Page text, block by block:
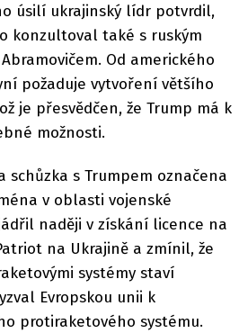
úsilí ukrajinský lídr potvrdil,
konzultoval také s ruským
Od amerického
požaduje vytvoření většího
je přesvědčen, že Trump má k
možnosti.
schůzka s Trumpem označena
v oblasti vojenské
naději v získání licence na
na Ukrajině a zmínil, že
systémy staví
Evropskou unii k
protiraketového systému.